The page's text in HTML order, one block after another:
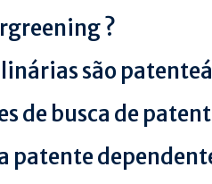
?
são
de busca de
patente